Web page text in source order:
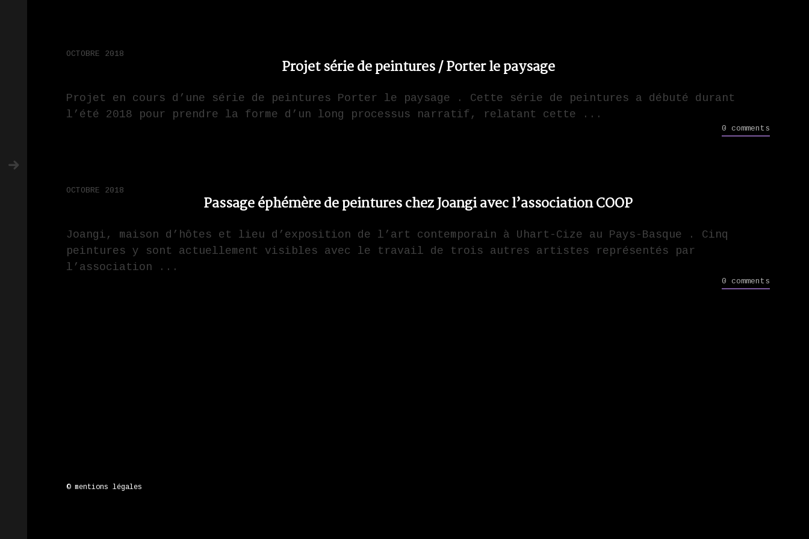
OCTOBRE 2018
Projet série de peintures / Porter le paysage
Projet en cours d’une série de peintures Porter le paysage . Cette série de peintures a débuté durant
l’été 2018 pour prendre la forme d’un long processus narratif, relatant cette ...
0 comments
OCTOBRE 2018
Passage éphémère de peintures chez Joangi avec l’association COOP
Joangi, maison d’hôtes et lieu d’exposition de l’art contemporain à Uhart-Cize au Pays-Basque . Cinq
peintures y sont actuellement visibles avec le travail de trois autres artistes représentés par
l’association ...
0 comments
© mentions légales